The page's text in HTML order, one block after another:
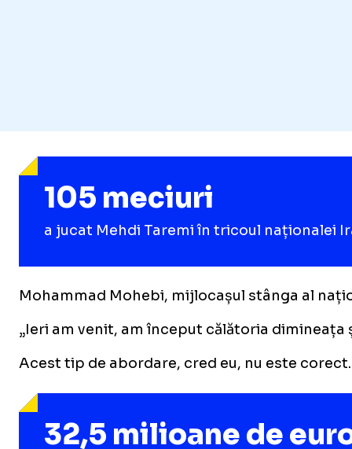
105 meciuri
a jucat Mehdi Taremi în tricoul naționalei
Mohammad Mohebi, mijlocașul stânga al
„Ieri am venit, am început călătoria
Acest tip de abordare, cred eu, nu este
32,5 milioane de